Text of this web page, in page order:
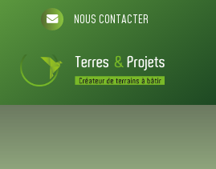
NOUS CONTACTER